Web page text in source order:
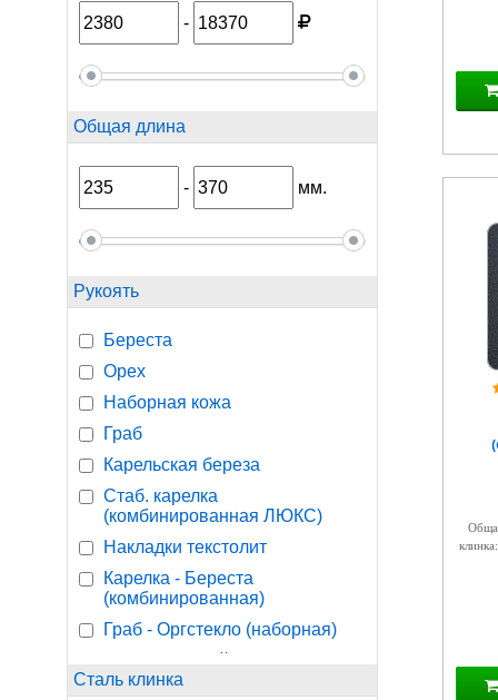
-
Общая длина
- мм.
Рукоять
Береста
Орех
Наборная кожа
Граб
Карельская береза
Стаб. карелка
(комбинированная ЛЮКС)
Накладки текстолит
Карелка - Береста
(комбинированная)
Граб - Оргстекло (наборная)
Граб - черное дерево
Сталь клинка